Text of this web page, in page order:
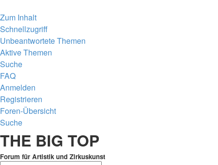
Zum Inhalt
Schnellzugriff
Unbeantwortete Themen
Aktive Themen
Suche
FAQ
Anmelden
Registrieren
Foren-Übersicht
Suche
THE BIG TOP
Forum für Artistik und Zirkuskunst